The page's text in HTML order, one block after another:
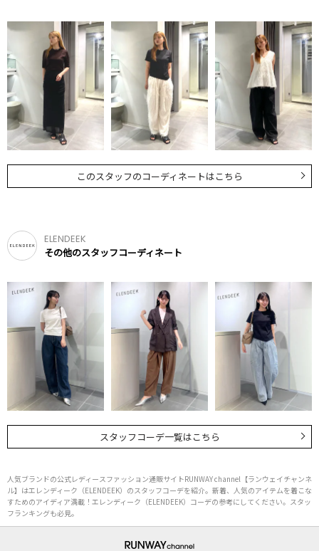
このスタッフのコーディネートはこちら
ELENDEEK
その他のスタッフコーディネート
スタッフコーデ一覧はこちら
人気ブランドの公式レディースファッション通販サイトRUNWAY channel【ランウェイチャンネ
ル】はエレンディーク（ELENDEEK）のスタッフコーデを紹介。新着、人気のアイテムを着こな
すためのアイディア満載！エレンディーク（ELENDEEK）コーデの参考にしてください。スタッ
フランキングも必見。